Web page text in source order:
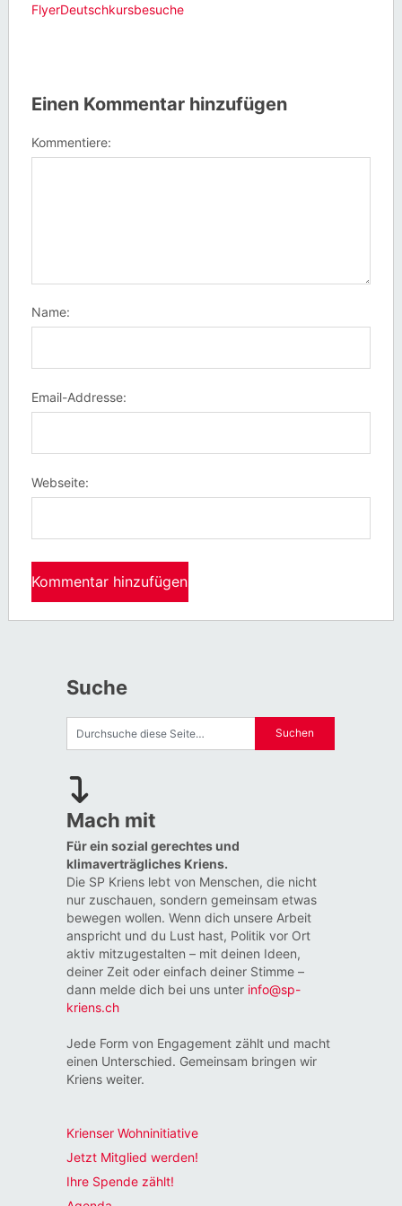
FlyerDeutschkursbesuche
Einen Kommentar hinzufügen
Kommentiere:
Name:
Email-Addresse:
Webseite:
Suche
Mach mit
Für ein sozial gerechtes und
klimaverträgliches Kriens.
Die SP Kriens lebt von Menschen, die nicht
nur zuschauen, sondern gemeinsam etwas
bewegen wollen. Wenn dich unsere Arbeit
anspricht und du Lust hast, Politik vor Ort
aktiv mitzugestalten – mit deinen Ideen,
deiner Zeit oder einfach deiner Stimme –
dann melde dich bei uns unter info@sp-
kriens.ch
Jede Form von Engagement zählt und macht
einen Unterschied. Gemeinsam bringen wir
Kriens weiter.
Krienser Wohninitiative
Jetzt Mitglied werden!
Ihre Spende zählt!